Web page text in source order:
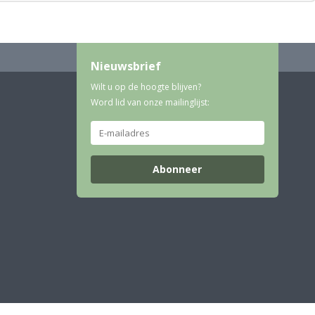
Nieuwsbrief
Wilt u op de hoogte blijven?
Word lid van onze mailinglijst:
Abonneer